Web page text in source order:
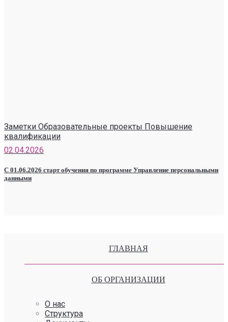
Заметки Образовательные проекты Повышение
квалификации
02.04.2026
С 01.06.2026 старт обучения по программе Управление персональными
данными
ГЛАВНАЯ
ОБ ОРГАНИЗАЦИИ
О нас
Структура